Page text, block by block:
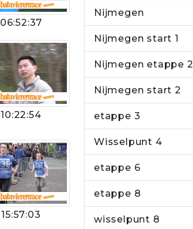
06:52:37
10:22:54
15:57:03
Nijmegen
Nijmegen start 1
Nijmegen etappe 2
Nijmegen start 2
etappe 3
Wisselpunt 4
etappe 6
etappe 8
wisselpunt 8